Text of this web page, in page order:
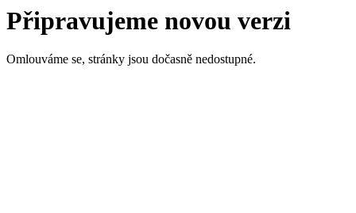
Připravujeme novou verzi
Omlouváme se, stránky jsou dočasně nedostupné.